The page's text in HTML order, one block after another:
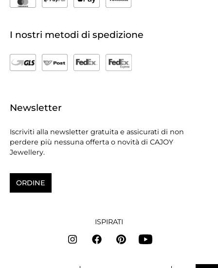
I nostri metodi di spedizione
Newsletter
Iscriviti alla newsletter gratuita e assicurati di non
perdere più nessuna offerta o novità di CAJOY
Jewellery.
ORDINE
ISPIRATI